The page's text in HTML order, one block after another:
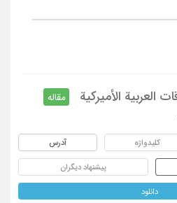
العربیة الأمیرکیة
مقاله
کلیدواژه آدرس
پیشنهاد دیگران
دانلود